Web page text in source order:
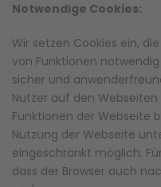
Notwendige Cookies:
Wir setzen Cookies ein,
von Funktionen
sicher und
Nutzer auf den
Funktionen der Webseite
Nutzung der Webseite
eingeschränkt möglich.
dass der Browser auch